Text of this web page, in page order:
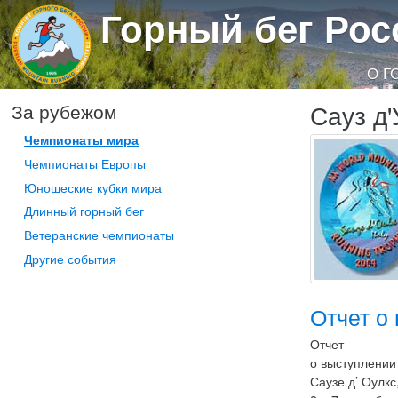
Горный бег
О
За рубежом
Чемпионаты мира
Чемпионаты Европы
Юношеские кубки мира
Длинный горный бег
Ветеранские чемпионаты
Другие события
Сауз
Отчет о
Отчет
о
Саузе д’